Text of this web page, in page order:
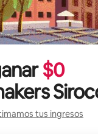
$0
tus ingresos